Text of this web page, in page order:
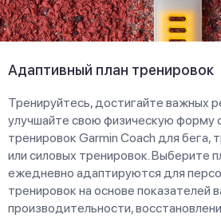
Адаптивный план тренировок
Тренируйтесь, достигайте важных
улучшайте свою физическую форму
тренировок Garmin Coach для бега,
или силовых тренировок. Выберите
ежедневно адаптируются для
тренировок на основе показателей
производительности,